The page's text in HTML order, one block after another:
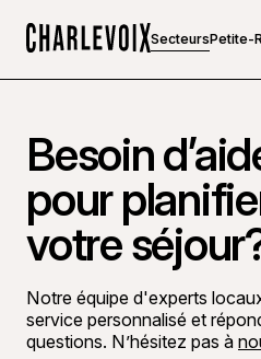
SecteursPetite-
Besoin
pour
votre
Notre équipe d'experts
service personnalisé et
questions. N’hésitez pas à